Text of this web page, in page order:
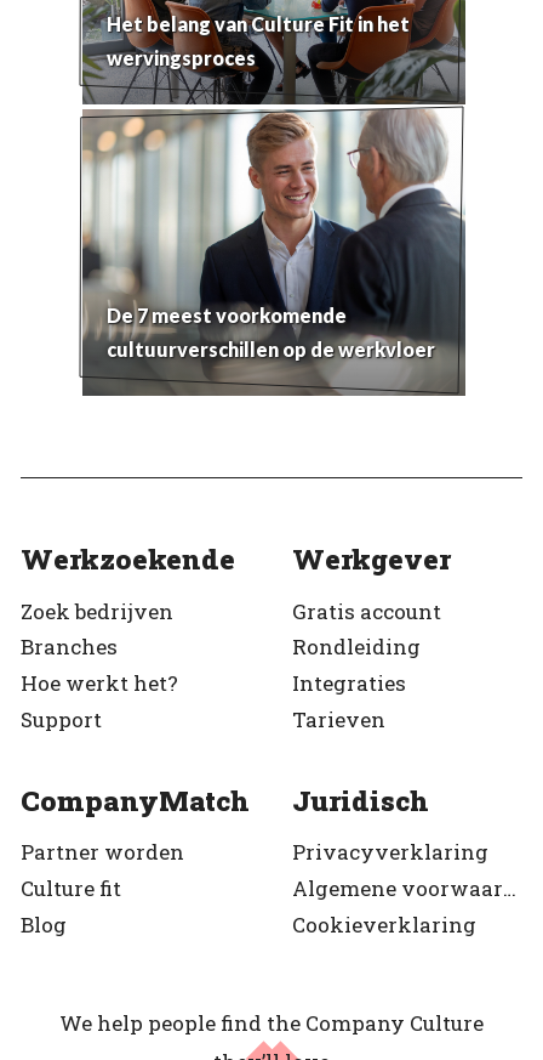
Het belang van Culture Fit in het
wervingsproces
De 7 meest voorkomende
cultuurverschillen op de werkvloer
Werkzoekende
Zoek bedrijven
Branches
Hoe werkt het?
Support
Werkgever
Gratis account
Rondleiding
Integraties
Tarieven
CompanyMatch
Partner worden
Culture fit
Blog
Juridisch
Privacyverklaring
Algemene voorwaarden
Cookieverklaring
We help people find the Company Culture